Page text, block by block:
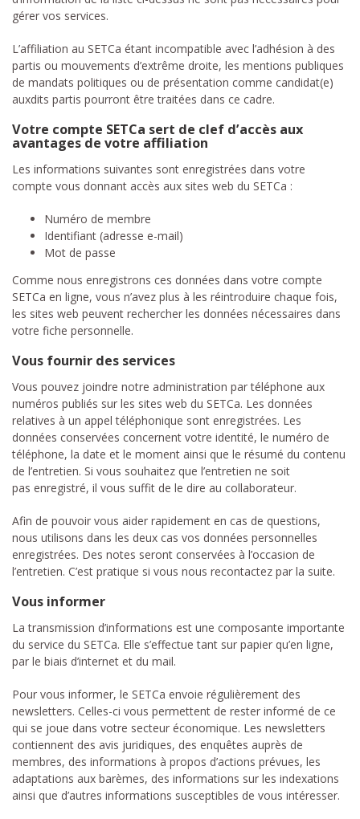
gérer vos services.
L’affiliation au SETCa étant incompatible avec l’adhésion à des
partis ou mouvements d’extrême droite, les mentions publiques
de mandats politiques ou de présentation comme candidat(e)
auxdits partis pourront être traitées dans ce cadre.
Votre compte SETCa sert de clef d’accès aux
avantages de votre affiliation
Les informations suivantes sont enregistrées dans votre
compte vous donnant accès aux sites web du SETCa :
Numéro de membre
Identifiant (adresse e-mail)
Mot de passe
Comme nous enregistrons ces données dans votre compte
SETCa en ligne, vous n’avez plus à les réintroduire chaque fois,
les sites web peuvent rechercher les données nécessaires dans
votre fiche personnelle.
Vous fournir des services
Vous pouvez joindre notre administration par téléphone aux
numéros publiés sur les sites web du SETCa. Les données
relatives à un appel téléphonique sont enregistrées. Les
données conservées concernent votre identité, le numéro de
téléphone, la date et le moment ainsi que le résumé du contenu
de l’entretien. Si vous souhaitez que l’entretien ne soit
pas enregistré, il vous suffit de le dire au collaborateur.
Afin de pouvoir vous aider rapidement en cas de questions,
nous utilisons dans les deux cas vos données personnelles
enregistrées. Des notes seront conservées à l’occasion de
l’entretien. C’est pratique si vous nous recontactez par la suite.
Vous informer
La transmission d’informations est une composante importante
du service du SETCa. Elle s’effectue tant sur papier qu’en ligne,
par le biais d’internet et du mail.
Pour vous informer, le SETCa envoie régulièrement des
newsletters. Celles-ci vous permettent de rester informé de ce
qui se joue dans votre secteur économique. Les newsletters
contiennent des avis juridiques, des enquêtes auprès de
membres, des informations à propos d’actions prévues, les
adaptations aux barèmes, des informations sur les indexations
ainsi que d’autres informations susceptibles de vous intéresser.